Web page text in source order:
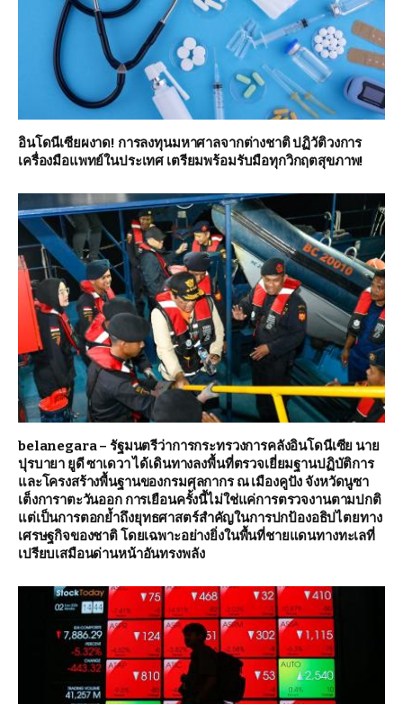
อินโดนีเซียผงาด! การลงทุนมหาศาลจากต่างชาติ ปฏิวัติวงการ
เครื่องมือแพทย์ในประเทศ เตรียมพร้อมรับมือทุกวิกฤตสุขภาพ!
belanegara – รัฐมนตรีว่าการกระทรวงการคลังอินโดนีเซีย นาย
ปุรบายา ยูดี ซาเดวา ได้เดินทางลงพื้นที่ตรวจเยี่ยมฐานปฏิบัติการ
และโครงสร้างพื้นฐานของกรมศุลกากร ณ เมืองคูปัง จังหวัดนูซา
เต็งการาตะวันออก การเยือนครั้งนี้ไม่ใช่แค่การตรวจงานตามปกติ
แต่เป็นการตอกย้ำถึงยุทธศาสตร์สำคัญในการปกป้องอธิปไตยทาง
เศรษฐกิจของชาติ โดยเฉพาะอย่างยิ่งในพื้นที่ชายแดนทางทะเลที่
เปรียบเสมือนด่านหน้าอันทรงพลัง